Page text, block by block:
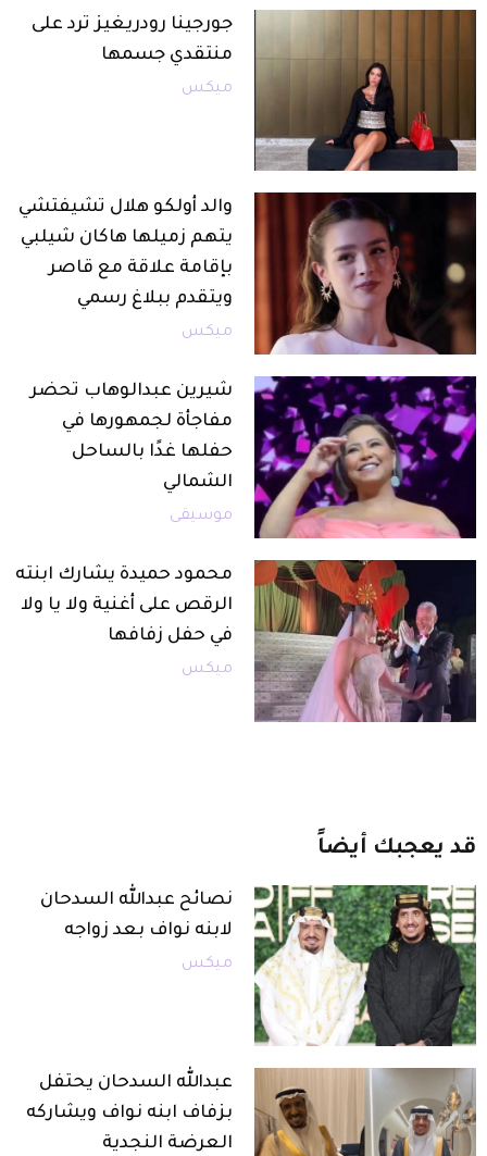
جورجينا رودريغيز ترد على
منتقدي جسمها
ميكس
والد أولكو هلال تشيفتشي
يتهم زميلها هاكان شيلبي
بإقامة علاقة مع قاصر
ويتقدم ببلاغ رسمي
ميكس
شيرين عبدالوهاب تحضر
مفاجأة لجمهورها في
حفلها غدًا بالساحل
الشمالي
موسيقى
محمود حميدة يشارك ابنته
الرقص على أغنية ولا يا ولا
في حفل زفافها
ميكس
قد يعجبك أيضاً
نصائح عبدالله السدحان
لابنه نواف بعد زواجه
ميكس
عبدالله السدحان يحتفل
بزفاف ابنه نواف ويشاركه
العرضة النجدية